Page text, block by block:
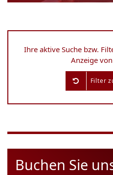
Ihre aktive Suche bzw.
Anzeige
Filter
Buchen Sie